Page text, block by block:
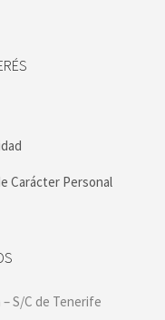
Carácter Personal
– S/C de Tenerife